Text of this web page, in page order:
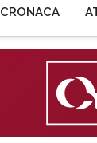
CRONACA